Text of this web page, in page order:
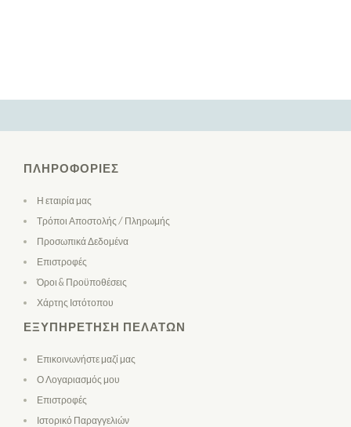
ΠΛΗΡΟΦΟΡΊΕΣ
Η εταιρία μας
Τρόποι Αποστολής / Πληρωμής
Προσωπικά Δεδομένα
Επιστροφές
Όροι & Προϋποθέσεις
Χάρτης Ιστότοπου
ΕΞΥΠΗΡΈΤΗΣΗ ΠΕΛΑΤΏΝ
Επικοινωνήστε μαζί μας
Ο Λογαριασμός μου
Επιστροφές
Ιστορικό Παραγγελιών